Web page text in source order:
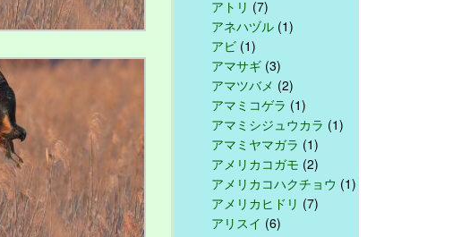
アトリ (7)
アネハヅル (1)
アビ (1)
アマサギ (3)
アマツバメ (2)
アマミコゲラ (1)
アマミシジュウカラ (1)
アマミヤマガラ (1)
アメリカコガモ (2)
アメリカコハクチョウ (1)
アメリカヒドリ (7)
アリスイ (6)